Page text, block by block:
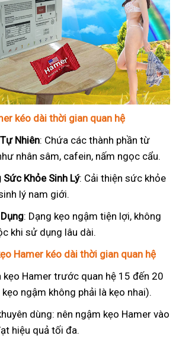
kéo dài thời gian quan hệ
Nhiên: Chứa các thành phần từ
nhân sâm, cafein, nấm ngọc cẩu.
Khỏe Sinh Lý: Cải thiện sức khỏe
lý nam giới.
: Dạng kẹo ngậm tiện lợi, không
khi sử dụng lâu dài.
Hamer kéo dài thời gian quan hệ
kẹo Hamer trước quan hệ 15 đến 20
ngậm không phải là kẹo nhai).
dùng: nên ngậm kẹo Hamer vào
hiệu quả tối đa.